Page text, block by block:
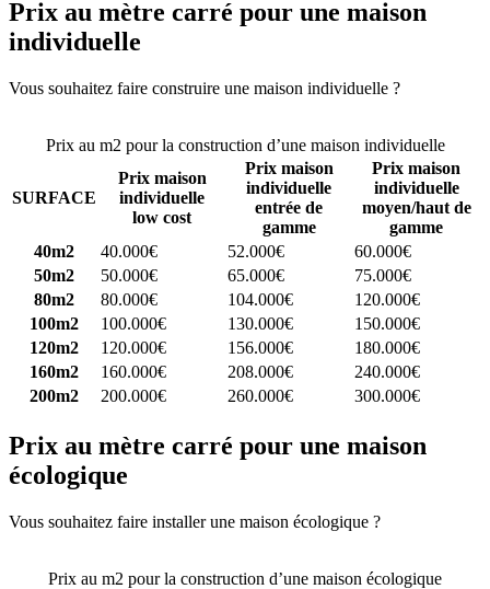
Prix au mètre carré pour une maison
individuelle
Vous souhaitez faire construire une maison individuelle ?
Prix au m2 pour la construction d’une maison individuelle
SURFACE
Prix maison
individuelle
low cost
Prix maison
individuelle
entrée de
gamme
Prix maison
individuelle
moyen/haut de
gamme
40m2
40.000€ 52.000€
60.000€
50m2
50.000€ 65.000€
75.000€
80m2
80.000€ 104.000€
120.000€
100m2
100.000€ 130.000€
150.000€
120m2
120.000€ 156.000€
180.000€
160m2
160.000€ 208.000€
240.000€
200m2
200.000€ 260.000€ 300.000€
Prix au mètre carré pour une maison
écologique
Vous souhaitez faire installer une maison écologique ?
Prix au m2 pour la construction d’une maison écologique